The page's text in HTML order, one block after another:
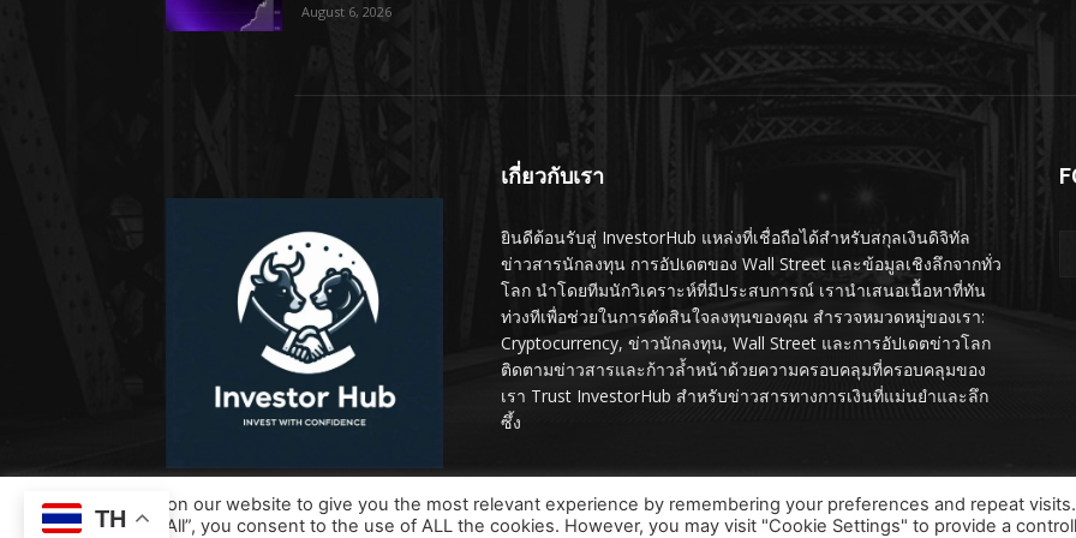
August 6, 2026
เกี่ยวกับเรา
ยินดีต้อนรับสู่ InvestorHub แหล่งที่เชื่อถือได้สำหรับสกุลเงินดิจิทัล
ข่าวสารนักลงทุน การอัปเดตของ Wall Street และข้อมูลเชิงลึกจากทั่ว
โลก นำโดยทีมนักวิเคราะห์ที่มีประสบการณ์ เรานำเสนอเนื้อหาที่ทัน
ท่วงทีเพื่อช่วยในการตัดสินใจลงทุนของคุณ สำรวจหมวดหมู่ของเรา:
Cryptocurrency, ข่าวนักลงทุน, Wall Street และการอัปเดตข่าวโลก
ติดตามข่าวสารและก้าวล้ำหน้าด้วยความครอบคลุมที่ครอบคลุมของ
เรา Trust InvestorHub สำหรับข่าวสารทางการเงินที่แม่นยำและลึก
ซึ้ง
We use cookies on our website to give you the most relevant experience by remembering your preferences and repeat
clicking “Accept All”, you consent to the use of ALL the cookies. However, you may visit "Cookie Settings" to provide a
TH